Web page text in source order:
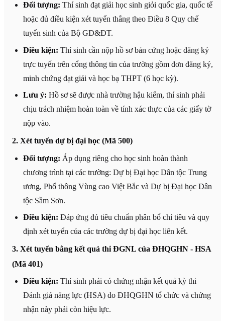
Đối tượng: Thí sinh đạt giải học sinh giỏi quốc gia, quốc tế
hoặc đủ điều kiện xét tuyển thẳng theo Điều 8 Quy chế
tuyển sinh của Bộ GD&ĐT.
Điều kiện: Thí sinh cần nộp hồ sơ bản cứng hoặc đăng ký
trực tuyến trên cổng thông tin của trường gồm đơn đăng ký,
minh chứng đạt giải và học bạ THPT (6 học kỳ).
Lưu ý: Hồ sơ sẽ được nhà trường hậu kiểm, thí sinh phải
chịu trách nhiệm hoàn toàn về tính xác thực của các giấy tờ
nộp vào.
2. Xét tuyển dự bị đại học (Mã 500)
Đối tượng: Áp dụng riêng cho học sinh hoàn thành
chương trình tại các trường: Dự bị Đại học Dân tộc Trung
ương, Phổ thông Vùng cao Việt Bắc và Dự bị Đại học Dân
tộc Sầm Sơn.
Điều kiện: Đáp ứng đủ tiêu chuẩn phân bổ chỉ tiêu và quy
định xét tuyển của các trường dự bị đại học liên kết.
3. Xét tuyển bằng kết quả thi ĐGNL của ĐHQGHN - HSA
(Mã 401)
Điều kiện: Thí sinh phải có chứng nhận kết quả kỳ thi
Đánh giá năng lực (HSA) do ĐHQGHN tổ chức và chứng
nhận này phải còn hiệu lực.